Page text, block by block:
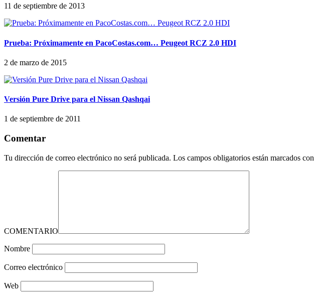
11 de septiembre de 2013
Prueba: Próximamente en PacoCostas.com… Peugeot RCZ 2.0 HDI
2 de marzo de 2015
Versión Pure Drive para el Nissan Qashqai
1 de septiembre de 2011
Comentar
Tu dirección de correo electrónico no será publicada. Los campos obligatorios están marcados con
COMENTARIO
Nombre
Correo electrónico
Web